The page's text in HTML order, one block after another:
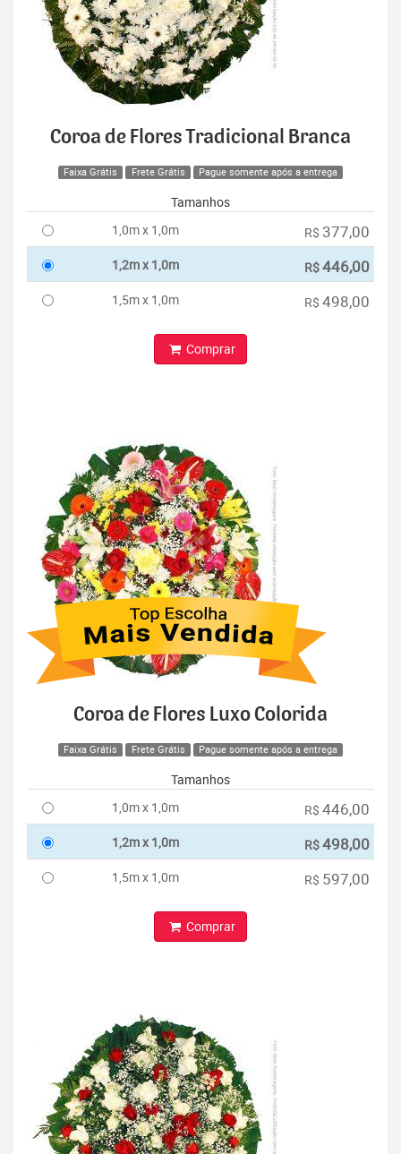
Coroa de Flores Tradicional Branca
Faixa Grátis Frete Grátis Pague somente após a entrega
Tamanhos
1,0m x 1,0m
R$ 377,00
1,2m x 1,0m R$446,00
1,5m x 1,0m R$ 498,00
Comprar
Coroa de Flores Luxo Colorida
Faixa Grátis Frete Grátis Pague somente após a entrega
Tamanhos
1,0m x 1,0m
R$ 446,00
1,2m x 1,0m R$498,00
1,5m x 1,0m R$ 597,00
Comprar